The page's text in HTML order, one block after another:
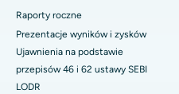
Najlepszy szpital w Nowym
Najlepszy szpital w DRDO,
Najlepszy szpital przy GS
Kolonoskopia
Polipektomia
Raporty roczne
Prezentacje wyników i zysków
Ujawnienia na podstawie
przepisów 46 i 62 ustawy SEBI
LODR